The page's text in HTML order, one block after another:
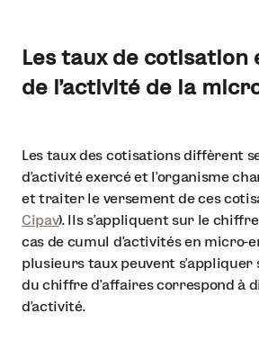
Les taux de cotisation
de l’activité de la
Les taux des cotisations diffèrent
d’activité exercé et l’organisme
et traiter le versement de ces
Cipav). Ils s’appliquent sur le
cas de cumul d’activités en micro-
plusieurs taux peuvent
du chiffre d’affaires correspond à
d’activité.